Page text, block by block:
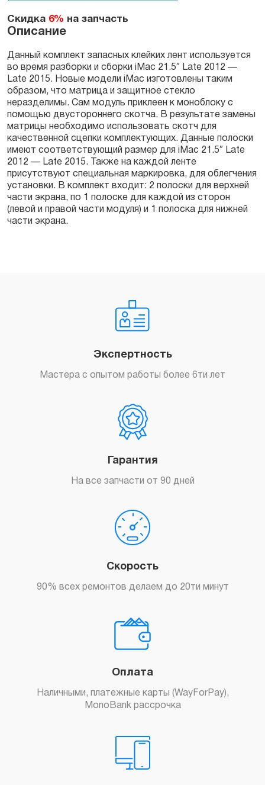
-
Late
2015
quantity
Скидка 6% на запчасть
Описание
Данный комплект запасных клейких лент используется
во время разборки и сборки iMac 21.5″ Late 2012 —
Late 2015. Новые модели iMac изготовлены таким
образом, что матрица и защитное стекло
неразделимы. Сам модуль приклеен к моноблоку с
помощью двустороннего скотча. В результате замены
матрицы необходимо использовать скотч для
качественной сцепки комплектующих. Данные полоски
имеют соответствующий размер для iMac 21.5″ Late
2012 — Late 2015. Также на каждой ленте
присутствуют специальная маркировка, для облегчения
установки. В комплект входит: 2 полоски для верхней
части экрана, по 1 полоске для каждой из сторон
(левой и правой части модуля) и 1 полоска для нижней
части экрана.
Экспертность
Мастера с опытом работы более 6ти лет
Гарантия
На все запчасти от 90 дней
Скорость
90% всех ремонтов делаем до 20ти минут
Оплата
Наличными, платежные карты (WayForPay),
MonoBank рассрочка